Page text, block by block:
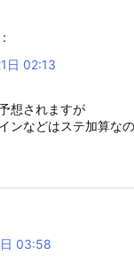
日 02:13
想されますが
ンなどはステ加算な
03:58